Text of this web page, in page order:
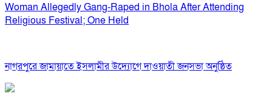
Woman Allegedly Gang-Raped in Bhola After Attending
Religious Festival; One Held
নাগরপুরে জামায়াতে ইসলামীর উদ্যোগে দাওয়াতী জনসভা অনুষ্ঠিত